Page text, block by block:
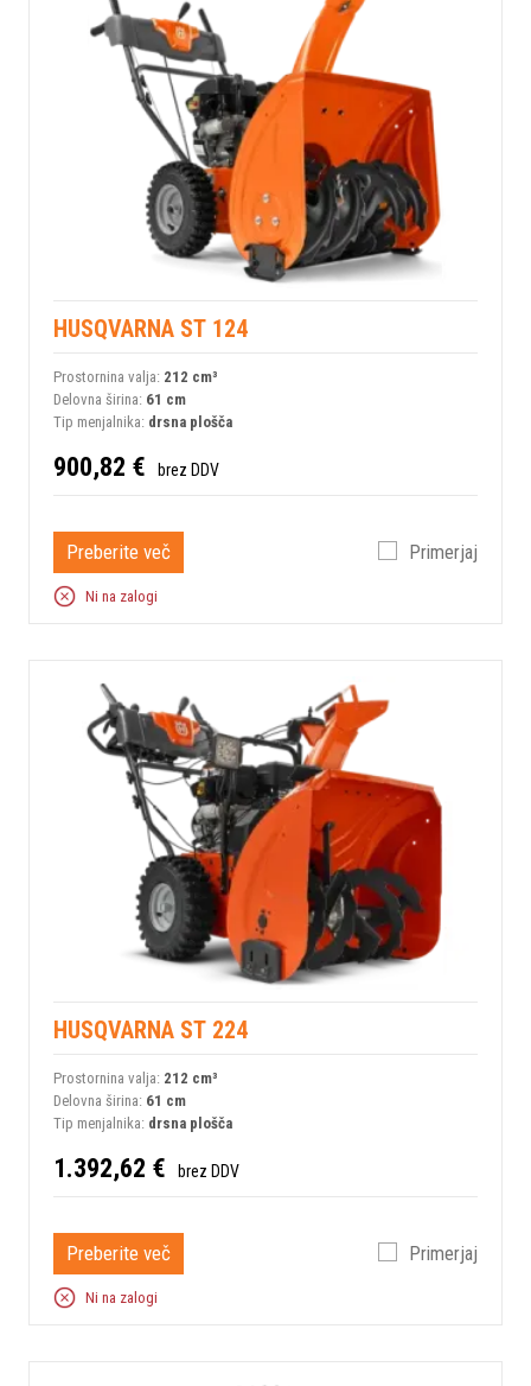
HUSQVARNA ST 124
Prostornina valja: 212 сm³
Delovna širina: 61 cm
Tip menjalnika: drsna plošča
900,82 € brez DDV
Preberite več Primerjaj
Ni na zalogi
HUSQVARNA ST 224
Prostornina valja: 212 сm³
Delovna širina: 61 cm
Tip menjalnika: drsna plošča
1.392,62 € brez DDV
Preberite več Primerjaj
Ni na zalogi